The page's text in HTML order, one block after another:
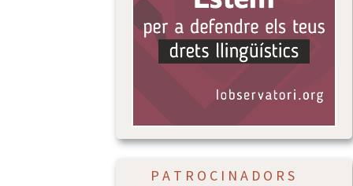
P A T R O C I N A D O R S